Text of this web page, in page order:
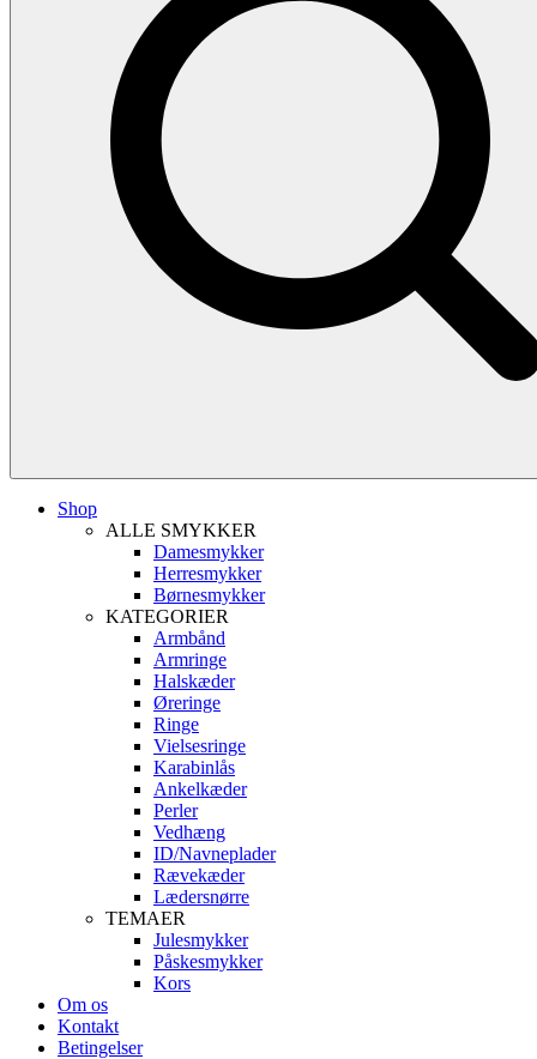
Shop
ALLE SMYKKER
Damesmykker
Herresmykker
Børnesmykker
KATEGORIER
Armbånd
Armringe
Halskæder
Øreringe
Ringe
Vielsesringe
Karabinlås
Ankelkæder
Perler
Vedhæng
ID/Navneplader
Rævekæder
Lædersnørre
TEMAER
Julesmykker
Påskesmykker
Kors
Om os
Kontakt
Betingelser